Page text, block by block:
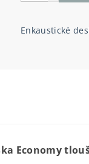
Enkaustické
Economy